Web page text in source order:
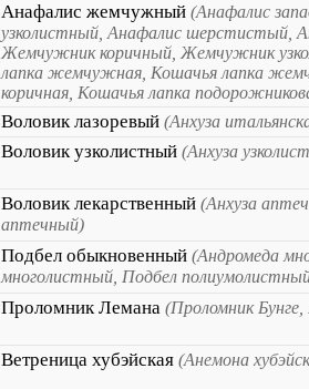
Анафалис жемчужный (Анафалис
узколистный, Анафалис шерстистый,
Жемчужник коричный, Жемчужник
лапка жемчужная, Кошачья лапка
коричная, Кошачья лапка
Воловик лазоревый (Анхуза
Воловик узколистный (Анхуза
Воловик лекарственный (Анхуза
аптечный)
Подбел обыкновенный (Андромеда
многолистный, Подбел
Проломник Лемана (Проломник
Ветреница хубэйская (Анемона